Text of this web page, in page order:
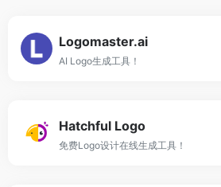
Logomaster.ai
AI Logo生成工具！
Hatchful Logo
免费Logo设计在线生成工具！